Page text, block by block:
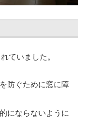
ていました。
防ぐために窓に障
にならないように